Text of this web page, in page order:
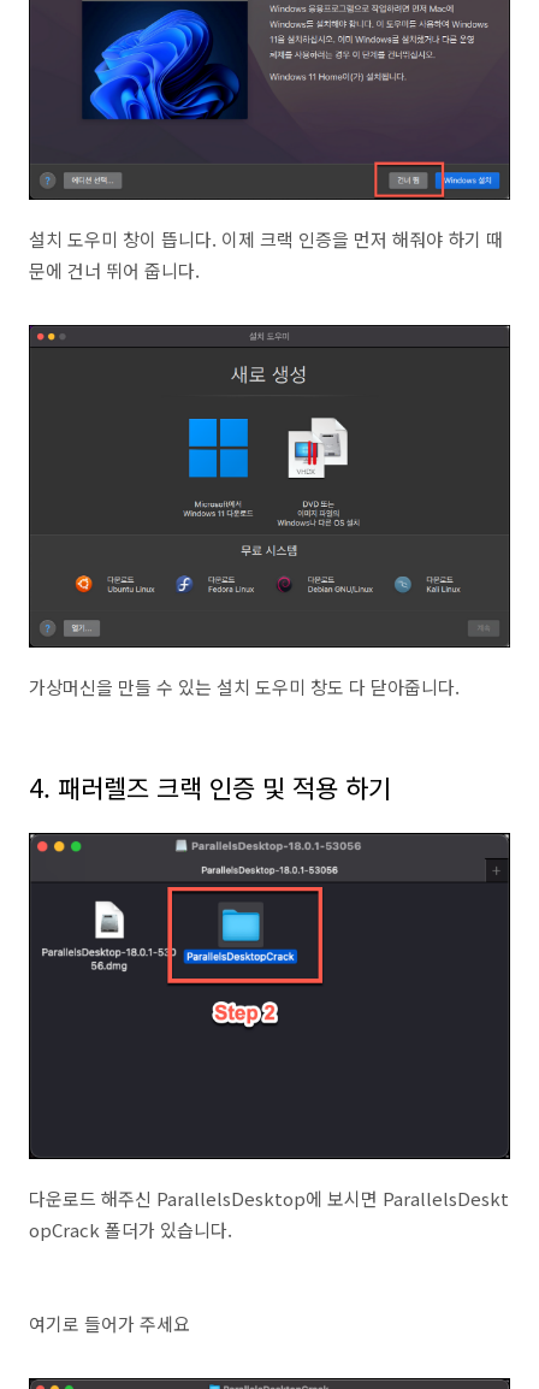
설치 도우미 창이 뜹니다. 이제 크랙 인증을 먼저 해줘야 하기 때
문에 건너 뛰어 줍니다.
가상머신을 만들 수 있는 설치 도우미 창도 다 닫아줍니다.
4. 패러렐즈 크랙 인증 및 적용 하기
다운로드 해주신 ParallelsDesktop에 보시면 ParallelsDeskt
opCrack 폴더가 있습니다.
여기로 들어가 주세요